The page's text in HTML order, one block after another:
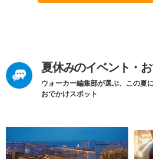
夏休みのイベント・
ウォーカー編集部が選ぶ、この夏
おでかけスポット